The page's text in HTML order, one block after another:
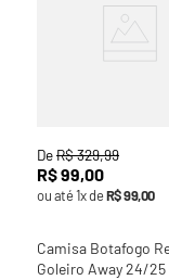
DeR$329,99
R$99,00
ou até1x deR$99,00
Camisa Botafogo
Goleiro Away 24/25